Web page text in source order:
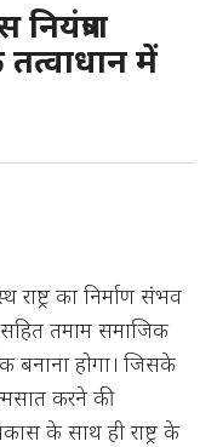
में
का निर्माण संभव
तमाम समाजिक
बनाना होगा। जिसके
करने की
के साथ ही राष्ट्र के